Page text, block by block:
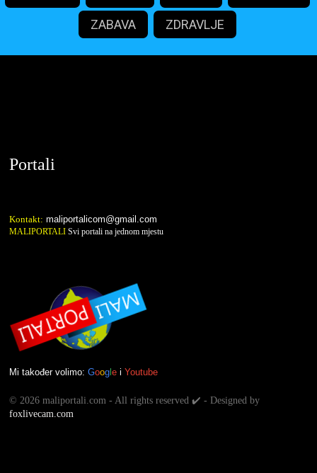
ZABAVA ZDRAVLJE
Portali
Kontakt: maliportalicom@gmail.com
MALIPORTALI Svi portali na jednom mjestu
Mi također volimo: Goog e i Youtube
© 2026 maliportali.com - All rights reserved ✔️ - Designed by
foxlivecam.com